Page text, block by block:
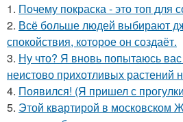
1. Почему покраска - это топ для
2. Всё больше людей выбирают
спокойствия, которое он создаёт.
3. Ну что? Я вновь попытаюсь вас
неистово прихотливых растений
4. Появился! (Я пришел с
5. Этой квартирой в московском